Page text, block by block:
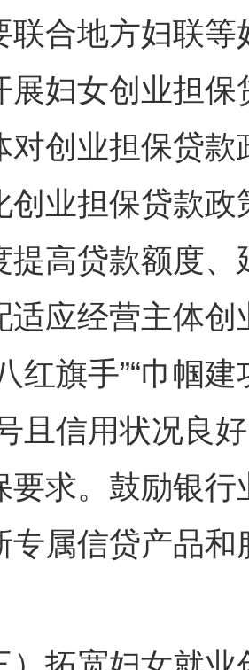
联合地方妇联
展妇女创业担
对创业担保贷
创业担保贷款
提高贷款额度
适应经营主体
红旗手”“巾帼
且信用状况良
要求。鼓励银
专属信贷产品